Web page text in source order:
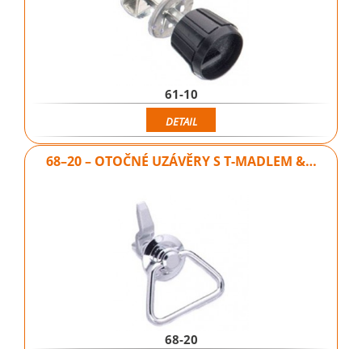
61-10
DETAIL
68–20 – OTOČNÉ UZÁVĚRY S T-MADLEM &…
68-20